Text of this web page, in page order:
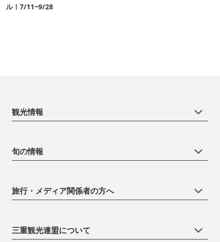
ル！7/11~9/28
観光情報
旬の情報
旅行・メディア関係者の方へ
三重観光連盟について